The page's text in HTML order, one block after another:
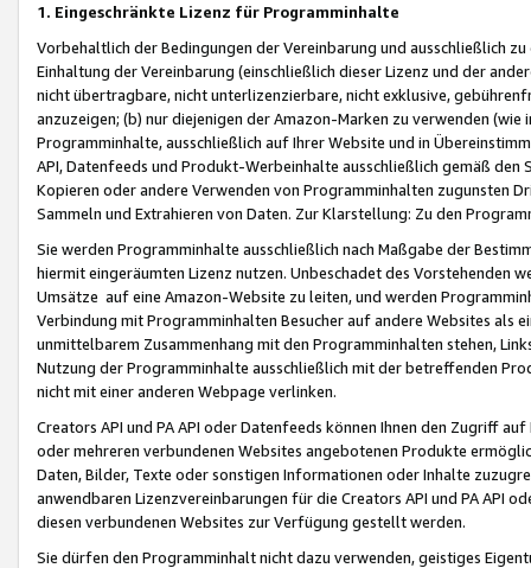
1. Eingeschränkte Lizenz für Programminhalte
Vorbehaltlich der Bedingungen der Vereinbarung und ausschließlich
Einhaltung der Vereinbarung (einschließlich dieser Lizenz und der
nicht übertragbare, nicht unterlizenzierbare, nicht exklusive,
anzuzeigen; (b) nur diejenigen der Amazon-Marken zu verwenden
Programminhalte, ausschließlich auf Ihrer Website und in
API, Datenfeeds und Produkt-Werbeinhalte ausschließlich gemäß
Kopieren oder andere Verwenden von Programminhalten zugunsten
Sammeln und Extrahieren von Daten. Zur Klarstellung: Zu den
Sie werden Programminhalte ausschließlich nach Maßgabe der
hiermit eingeräumten Lizenz nutzen. Unbeschadet des Vorstehenden
Umsätze auf eine Amazon-Website zu leiten, und werden
Verbindung mit Programminhalten Besucher auf andere Websites als
unmittelbarem Zusammenhang mit den Programminhalten stehen,
Nutzung der Programminhalte ausschließlich mit der betreffenden
nicht mit einer anderen Webpage verlinken.
Creators API und PA API oder Datenfeeds können Ihnen den Zugriff
oder mehreren verbundenen Websites angebotenen Produkte
Daten, Bilder, Texte oder sonstigen Informationen oder Inhalte
anwendbaren Lizenzvereinbarungen für die Creators API und PA API
diesen verbundenen Websites zur Verfügung gestellt werden.
Sie dürfen den Programminhalt nicht dazu verwenden, geistiges